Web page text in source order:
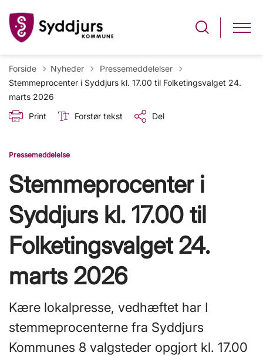
Forside Nyheder Tilbage til
Pressemeddelelser
Stemmeprocenter i Syddjurs kl. 17.00 til Folketingsvalget 24.
marts 2026
Print
Forstør tekst Del
Pressemeddelelse
Stemmeprocenter i
Syddjurs kl. 17.00 til
Folketingsvalget 24.
marts 2026
Kære lokalpresse, vedhæftet har I
stemmeprocenterne fra Syddjurs
Kommunes 8 valgsteder opgjort kl. 17.00